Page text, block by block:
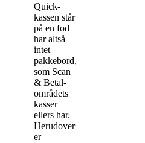
Quick-
kassen står
på en fod
har altså
intet
pakkebord,
som Scan
& Betal-
områdets
kasser
ellers har.
Herudover
er